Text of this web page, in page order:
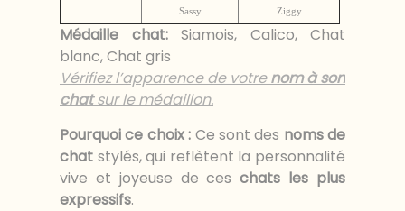
Sassy Ziggy
Médaille chat:Siamois, Calico, Chat
blanc, Chat gris
Vérifiez l’apparence de votrenom à son
chatsur le médaillon.
Pourquoi ce choix : Ce sont des noms de
chat stylés, qui reflètent la personnalité
vive et joyeuse de ceschats les plus
expressifs.